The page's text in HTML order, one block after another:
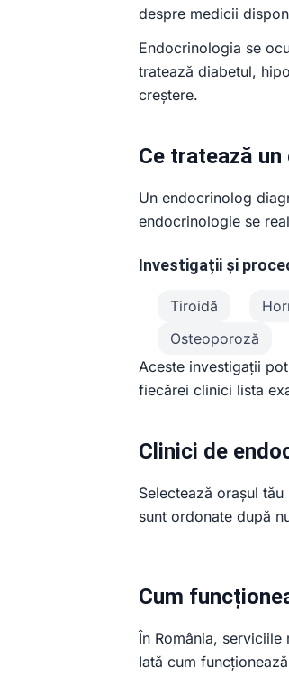
despre medicii
Endocrinologia se
tratează diabetul,
creștere.
Ce tratează
Un endocrinolog
endocrinologie se
Investigații și
Tiroidă
Osteoporoză
Aceste investigații
fiecărei clinici lista
Clinici de
Selectează orașul
sunt ordonate după
Cum
În România,
Iată cum